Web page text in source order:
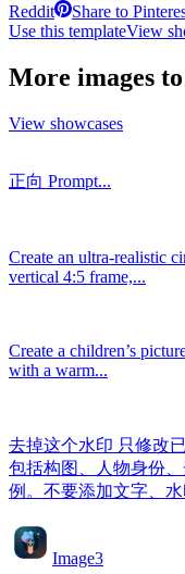
Reddit
Share to
Use this templateView
More images
View showcases
正向 Prompt...
Create an ultra-realistic
vertical 4:5 frame,...
Create a children’s
with a warm...
去掉这个水印 只修改
包括构图、人物身份
例。不要添加文字、水
Image3